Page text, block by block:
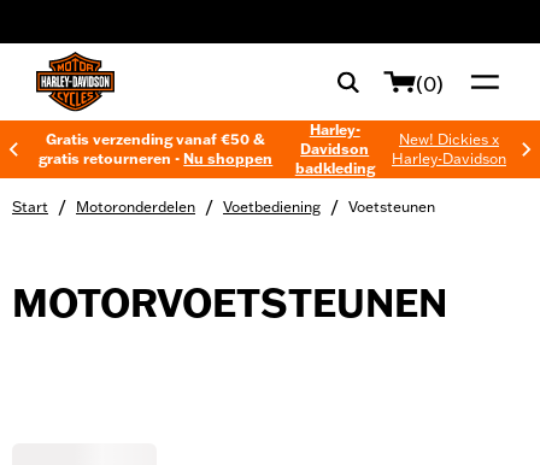
(0)
Gratis verzending vanaf €50 &
gratis retourneren -Nu shoppen
Harley-
Davidson
badkleding
New! Dickies x
Harley-Davidson
Start / Motoronderdelen / Voetbediening / Voetsteunen
MOTORVOETSTEUNEN